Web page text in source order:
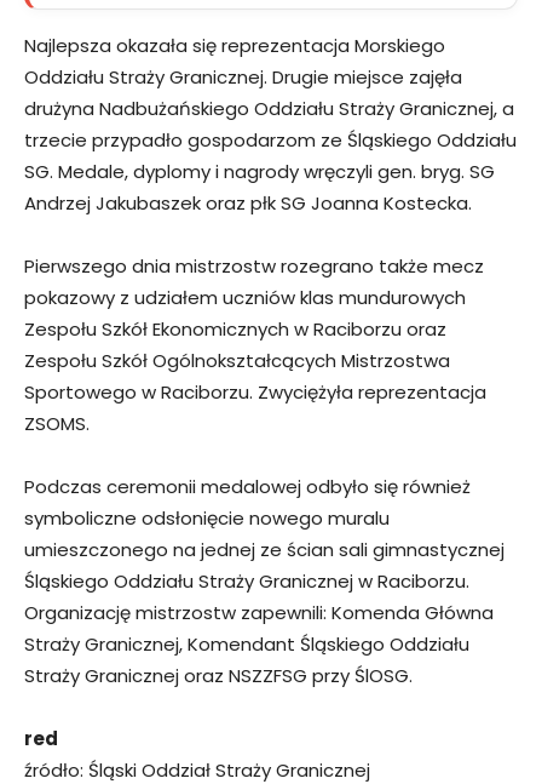
Najlepsza okazała się reprezentacja Morskiego
Oddziału Straży Granicznej. Drugie miejsce zajęła
drużyna Nadbużańskiego Oddziału Straży Granicznej, a
trzecie przypadło gospodarzom ze Śląskiego Oddziału
SG. Medale, dyplomy i nagrody wręczyli gen. bryg. SG
Andrzej Jakubaszek oraz płk SG Joanna Kostecka.
Pierwszego dnia mistrzostw rozegrano także mecz
pokazowy z udziałem uczniów klas mundurowych
Zespołu Szkół Ekonomicznych w Raciborzu oraz
Zespołu Szkół Ogólnokształcących Mistrzostwa
Sportowego w Raciborzu. Zwyciężyła reprezentacja
ZSOMS.
Podczas ceremonii medalowej odbyło się również
symboliczne odsłonięcie nowego muralu
umieszczonego na jednej ze ścian sali gimnastycznej
Śląskiego Oddziału Straży Granicznej w Raciborzu.
Organizację mistrzostw zapewnili: Komenda Główna
Straży Granicznej, Komendant Śląskiego Oddziału
Straży Granicznej oraz NSZZFSG przy ŚlOSG.
red
źródło: Śląski Oddział Straży Granicznej